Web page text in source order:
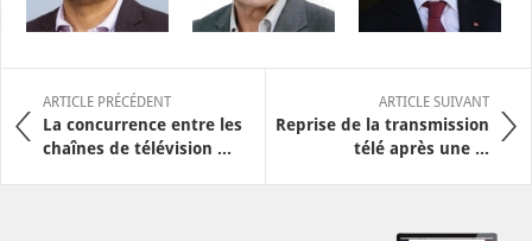
ARTICLE PRÉCÉDENT
La concurrence entre les
chaînes de télévision ...
ARTICLE SUIVANT
Reprise de la transmission
télé après une ...